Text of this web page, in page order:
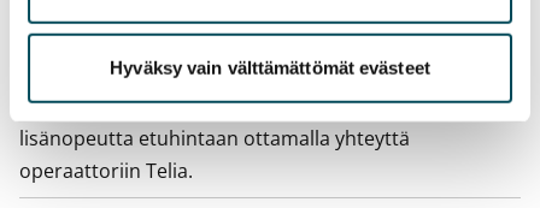
Hyväksy vain välttämättömät evästeet
Vuokralainen solmii itse sähkösopimuksen.
Laajakaista
Vuokraan sisältyy 50 M laajakaistaliittymä. Voit hankkia
lisänopeutta etuhintaan ottamalla yhteyttä
operaattoriin Telia.